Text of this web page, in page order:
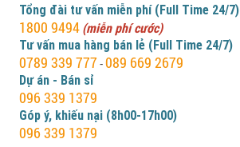
Tổng đài tư vấn miễn phí (Full Time 24/7)
1800 9494 (miễn phí cước)
Tư vấn mua hàng bán lẻ (Full Time 24/7)
0789 339 777 -089 669 2679
Dự án - Bán sỉ
096 339 1379
Góp ý, khiếu nại (8h00-17h00)
096 339 1379